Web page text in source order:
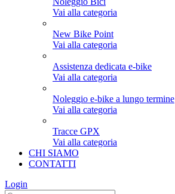
Vai alla categoria
New Bike Point
Vai alla categoria
Assistenza dedicata e-bike
Vai alla categoria
Noleggio e-bike a lungo termine
Vai alla categoria
Tracce GPX
Vai alla categoria
CHI SIAMO
CONTATTI
Login